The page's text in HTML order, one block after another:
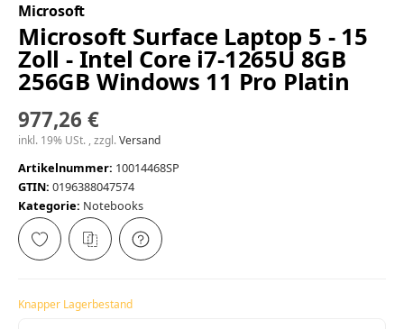
Microsoft
Microsoft Surface Laptop 5 - 15
Zoll - Intel Core i7-1265U 8GB
256GB Windows 11 Pro Platin
977,26 €
inkl. 19% USt. , zzgl.Versand
Artikelnummer: 10014468SP
GTIN: 0196388047574
Kategorie: Notebooks
Knapper Lagerbestand